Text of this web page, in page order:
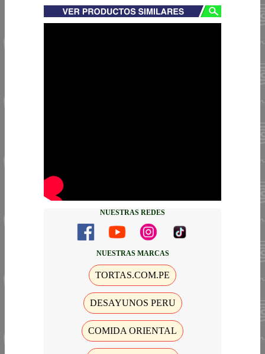
NUESTRAS REDES
NUESTRAS MARCAS
TORTAS.COM.PE
DESAYUNOS PERU
COMIDA ORIENTAL